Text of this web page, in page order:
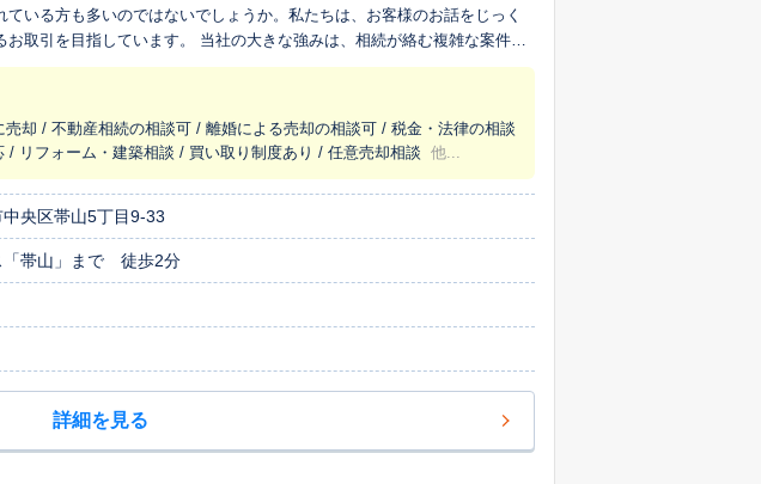
いる方も多いのではないでしょうか。私たちは、お客様のお話をじっく
の大きな強みは、相続が絡む複雑な案件や
、事故物件など、一般的に「訳あり」と言われる不動産の売却です。他
私たちにお任せください。「初めての不動産売却で不安だったけれど、
値や隠れた魅力を見つけ出し、価値を十分に引き出すご提案が可能で
ばより高く売却できるか」という視点から、物件の価値を高めるための
元密着の不動産会
を入れており、現地調査から売却、そして売却に伴う法務局への登記手
ます。遠方にお住まいでご実家の管理にお困りの方も、安心してご依頼
さい。
却 / 不動産相続の相談可 / 離婚による売却の相談可 / 税金・法律の相談
リフォーム・建築相談 / 買い取り制度あり / 任意売却相談 他...
央区帯山5丁目9-33
「帯山」まで 徒歩2分
詳細を見る